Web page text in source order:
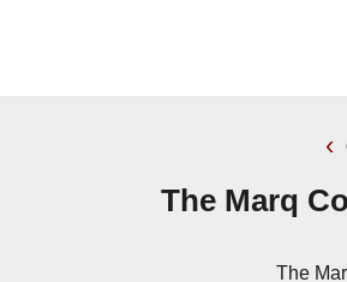
›
The Marq